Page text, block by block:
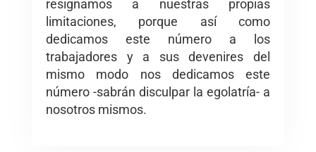
resignamos a nuestras propias
limitaciones, porque así como
dedicamos este número a los
trabajadores y a sus devenires del
mismo modo nos dedicamos este
número -sabrán disculpar la egolatría- a
nosotros mismos.